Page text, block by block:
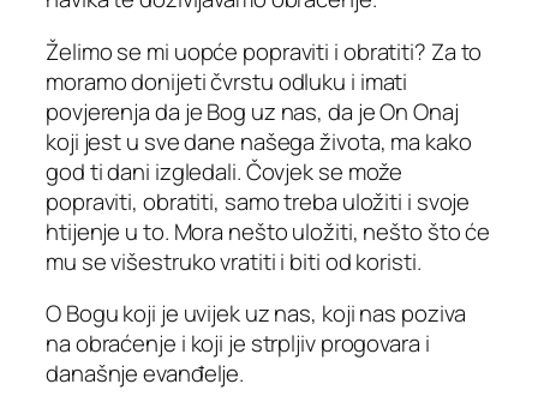
Želimo se mi uopće popraviti i obratiti? Za to
moramo donijeti čvrstu odluku i imati
povjerenja da je Bog uz nas, da je On Onaj
koji jest u sve dane našega života, ma kako
god ti dani izgledali. Čovjek se može
popraviti, obratiti, samo treba uložiti i svoje
htijenje u to. Mora nešto uložiti, nešto što će
mu se višestruko vratiti i biti od koristi.
O Bogu koji je uvijek uz nas, koji nas poziva
na obraćenje i koji je strpljiv progovara i
današnje evanđelje.